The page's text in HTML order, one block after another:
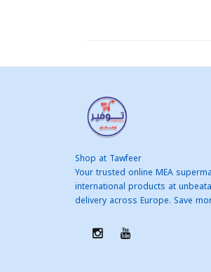
Shop at Tawfeer
Your trusted online MEA
international products at
delivery across Europe. Save